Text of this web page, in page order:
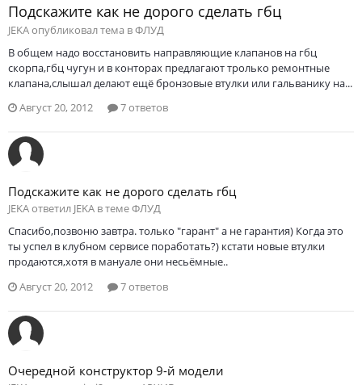
Подскажите как не дорого сделать гбц
JEKA опубликовал тема вФЛУД
В общем надо восстановить направляющие клапанов на гбц
скорпа,гбц чугун и в конторах предлагают тролько ремонтные
клапана,слышал делают ещё бронзовые втулки или гальванику на...
Август 20, 2012
7 ответов
Подскажите как не дорого сделать гбц
JEKA ответил JEKA в темеФЛУД
Спасибо,позвоню завтра. только "гарант" а не гарантия) Когда это
ты успел в клубном сервисе поработать?) кстати новые втулки
продаются,хотя в мануале они несьёмные..
Август 20, 2012
7 ответов
Очередной конструктор 9-й модели